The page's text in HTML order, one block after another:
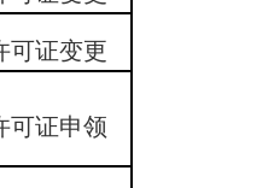
可证变更
可证申领